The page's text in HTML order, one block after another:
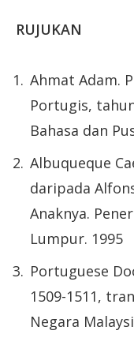
RUJUKAN
Ahmat Adam.
Portugis,
Bahasa dan
Albuqueque
daripada
Anaknya.
Lumpur. 1995
Portuguese
1509-1511,
Negara